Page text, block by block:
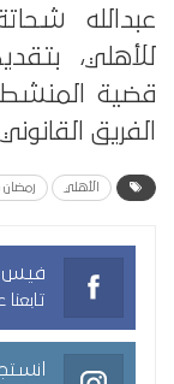
عبدالله
للأهلي،
قضية
الفريق
الأهلي
فيس